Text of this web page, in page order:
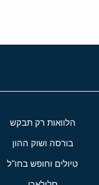
הלוואות רק תבקש
בורסה ושוק ההון
טיולים וחופש בחו"ל